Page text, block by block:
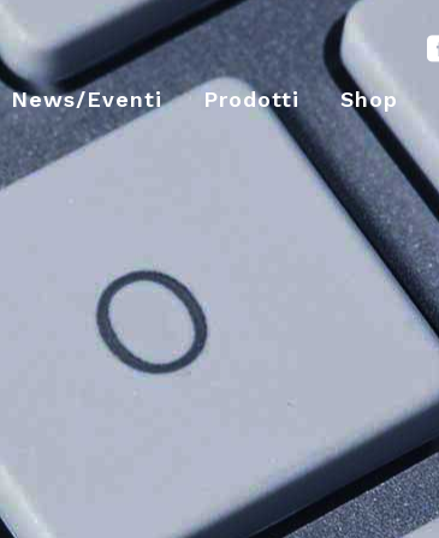
News/Eventi Prodotti Shop